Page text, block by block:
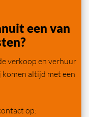
een van
verkoop en verhuur
altijd met een
op: